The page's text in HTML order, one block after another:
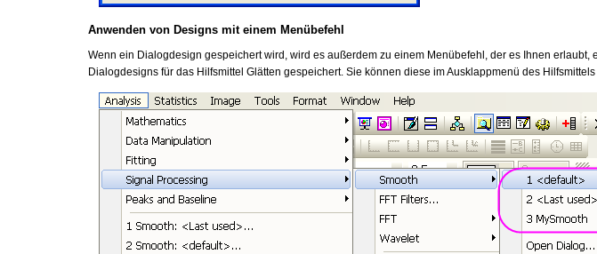
Anwenden von Designs mit einem Menübefehl
Wenn ein Dialogdesign gespeichert wird, wird es außerdem zu einem Menübefehl, der es Ihnen
Dialogdesigns für das Hilfsmittel Glätten gespeichert. Sie können diese im Ausklappmenü des